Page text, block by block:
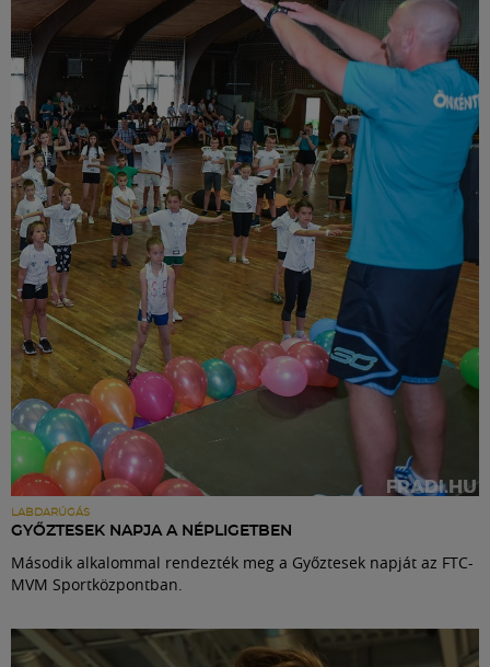
LABDARÚGÁS
GYŐZTESEK NAPJA A NÉPLIGETBEN
Második alkalommal rendezték meg a Győztesek napját az FTC-
MVM Sportközpontban.